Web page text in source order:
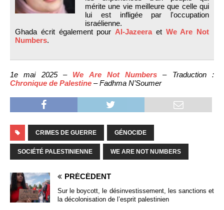
mérite une vie meilleure que celle qui
lui est infligée par l'occupation
israélienne.
Ghada écrit également pour Al-Jazeeraet We Are Not
Numbers.
1e mai 2025 – We Are Not Numbers – Traduction :
Chronique de Palestine – Fadhma N’Soumer
CRIMES DE GUERRE GÉNOCIDE
SOCIÉTÉ PALESTINIENNE WE ARE NOT NUMBERS
PRÉCÉDENT
Sur le boycott, le désinvestissement, les sanctions et
la décolonisation de l’esprit palestinien